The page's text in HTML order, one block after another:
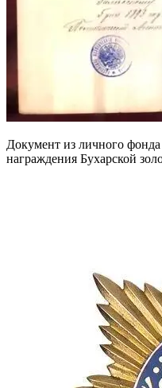
Документ из личного фонда
награждения Бухарской